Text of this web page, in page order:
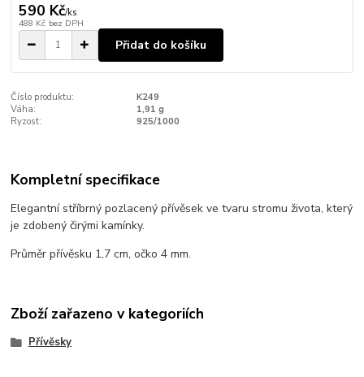
590 Kč/ks
488 Kč bez DPH
Přidat do košíku
Číslo produktu:
K249
Váha:
1,91 g
Ryzost:
925/1000
Kompletní specifikace
Elegantní stříbrný pozlacený přívěsek ve tvaru stromu života, který
je zdobený čirými kamínky.
Průměr přívěsku 1,7 cm, očko 4 mm.
Zboží zařazeno v kategoriích
Přívěsky